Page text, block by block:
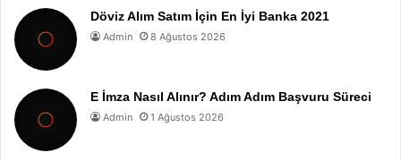
Döviz Alım Satım İçin En İyi Banka 2021
Admin 8 Ağustos 2026
E İmza Nasıl Alınır? Adım Adım Başvuru Süreci
Admin 1 Ağustos 2026